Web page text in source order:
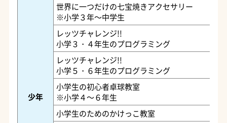
少年
世界に一つだけの七宝焼きアクセサリー
※小学３年～中学生
レッツチャレンジ!!
小学３・４年生のプログラミング
レッツチャレンジ!!
小学５・６年生のプログラミング
小学生の初心者卓球教室
※小学４～６年生
小学生のためのかけっこ教室